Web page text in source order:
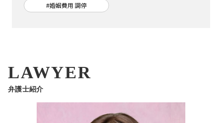
#婚姻費用 調停
LAWYER
弁護士紹介